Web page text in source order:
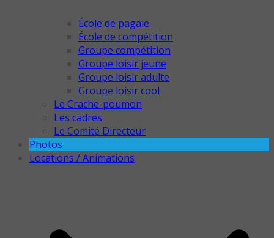
École de pagaie
École de compétition
Groupe compétition
Groupe loisir jeune
Groupe loisir adulte
Groupe loisir cool
Le Crache-poumon
Les cadres
Le Comité Directeur
Photos
Locations / Animations